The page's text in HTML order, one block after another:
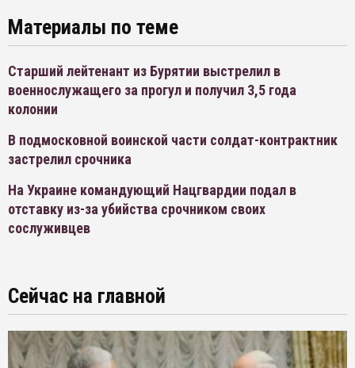
Материалы по теме
Старший лейтенант из Бурятии выстрелил в
военнослужащего за прогул и получил 3,5 года
колонии
В подмосковной воинской части солдат-контрактник
застрелил срочника
На Украине командующий Нацгвардии подал в
отставку из-за убийства срочником своих
сослуживцев
Сейчас на главной